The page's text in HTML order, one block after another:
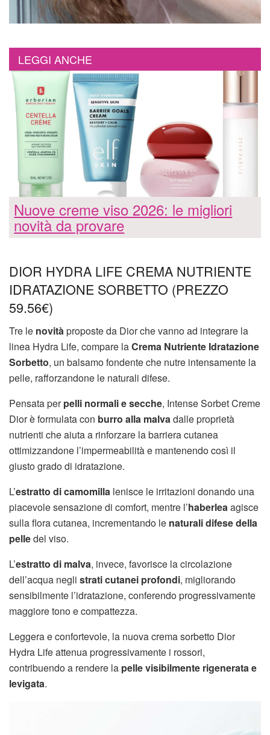
LEGGI ANCHE
Nuove creme viso 2026: le migliori
novità da provare
DIOR HYDRA LIFE CREMA NUTRIENTE
IDRATAZIONE SORBETTO (PREZZO
59.56€)
Tre le novitàproposte da Dior che vanno ad integrare la
linea Hydra Life, compare laCrema Nutriente Idratazione
Sorbetto, un balsamo fondente che nutre intensamente la
pelle, rafforzandone le naturali difese.
Pensata perpelli normali e secche, Intense Sorbet Creme
Dior è formulata con burro alla malvadalle proprietà
nutrienti che aiuta a rinforzare la barriera cutanea
ottimizzandone l’impermeabilità e mantenendo così il
giusto grado di idratazione.
L’estratto di camomilla lenisce le irritazioni donando una
piacevole sensazione di comfort, mentre l’haberleaagisce
sulla flora cutanea, incrementando le naturali difese della
pelledel viso.
L’estratto di malva, invece, favorisce la circolazione
dell’acqua negli strati cutanei profondi, migliorando
sensibilmente l’idratazione, conferendo progressivamente
maggiore tono e compattezza.
Leggera e confortevole, la nuova crema sorbetto Dior
Hydra Life attenua progressivamente i rossori,
contribuendo a rendere la pelle visibilmente rigenerata e
levigata.